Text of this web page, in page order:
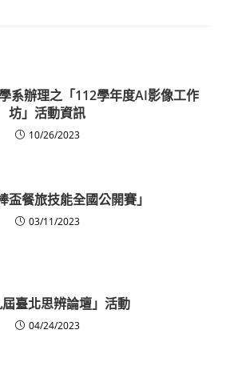
系辦理之「112學年度AI影像工作
坊」活動資訊
10/26/2023
盃餐旅技能全國公開賽」
03/11/2023
屆臺北思辨論壇」活動
04/24/2023